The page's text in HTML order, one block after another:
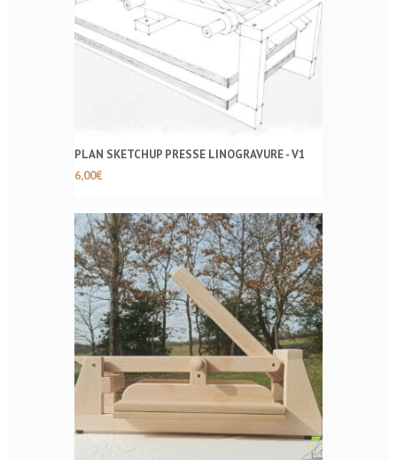
PLAN SKETCHUP PRESSE LINOGRAVURE - V1
6,00€